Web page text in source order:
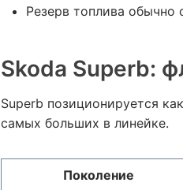
Резерв топлива обычно
Skoda Superb:
Superb позиционируется
самых больших в линейке.
Поколение